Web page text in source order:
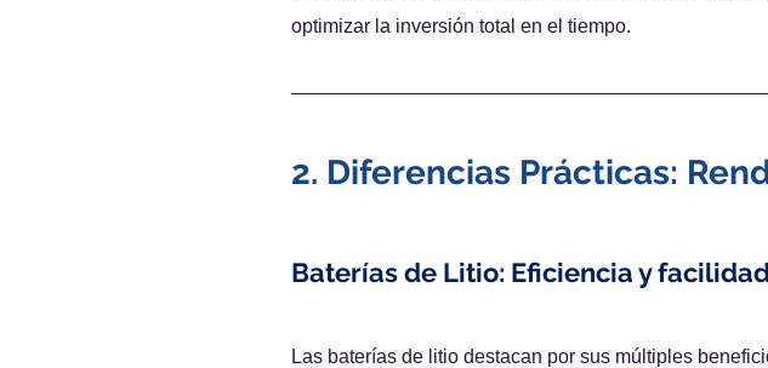
optimizar la inversión total en el tiempo.
2. Diferencias Prácticas:
Baterías de Litio: Eficiencia y
Las baterías de litio destacan por sus múltiples